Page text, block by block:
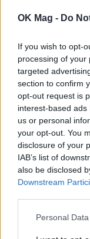
OK Mag - Do
If you wish to opt-
processing of your
targeted
section to confirm
opt-out request is
interest-based
us or personal
your opt-out. You
disclosure of your
IAB’s list of
also be disclosed
Downstream
Personal
Aμαλία
ανάρτηση με
από τον γάμο
CELEBRITIES